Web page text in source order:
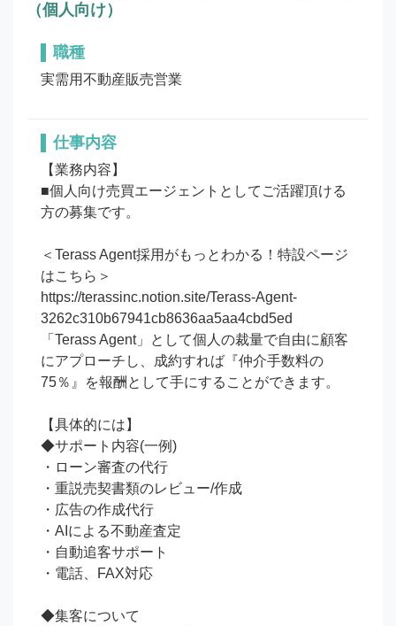
（個人向け）
職種
実需用不動産販売営業
仕事内容
【業務内容】
■個人向け売買エージェントとしてご活躍頂ける
方の募集です。
＜Terass Agent採用がもっとわかる！特設ページ
はこちら＞
https://terassinc.notion.site/Terass-Agent-
3262c310b67941cb8636aa5aa4cbd5ed
「Terass Agent」として個人の裁量で自由に顧客
にアプローチし、成約すれば『仲介手数料の
75％』を報酬として手にすることができます。
【具体的には】
◆サポート内容(一例)
・ローン審査の代行
・重説売契書類のレビュー/作成
・広告の作成代行
・AIによる不動産査定
・自動追客サポート
・電話、FAX対応
◆集客について